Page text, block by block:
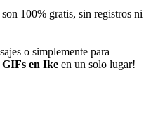
son 100% gratis, sin registros ni
o simplemente para
GIFs en Ike en un solo lugar!